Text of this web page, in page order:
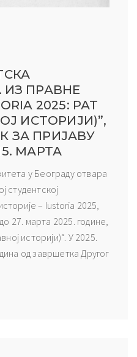
ПРАВНЕ
2025: РАТ
ИСТОРИЈИ)”,
ЗА ПРИЈАВУ
МАРТА
у Београду отвара
студентској
– Iustoria 2025,
27. марта 2025. године,
историји)“. У 2025.
од завршетка Другог